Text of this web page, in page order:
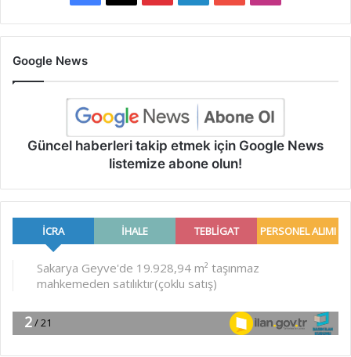
Google News
Güncel haberleri takip etmek için Google News
listemize abone olun!